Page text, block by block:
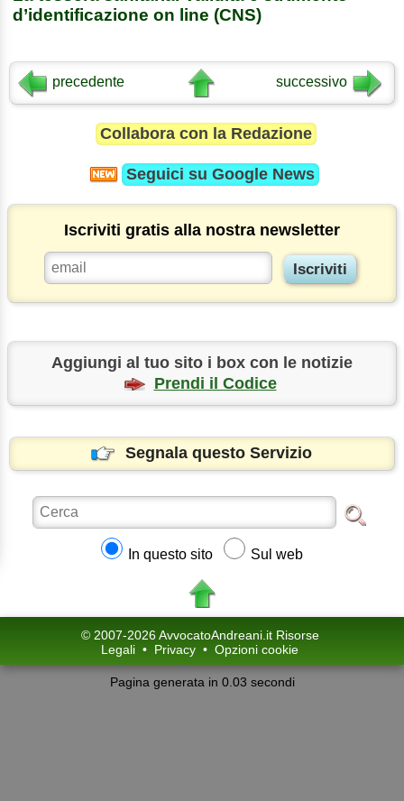
d’identificazione on line (CNS)
precedente successivo
Collabora con la Redazione
Seguici su Google News
Iscriviti gratis alla nostra newsletter
Aggiungi al tuo sito i box con le notizie
Prendi il Codice
Segnala questo Servizio
In questo sito Sul web
© 2007-2026 AvvocatoAndreani.it Risorse
Legali • Privacy • Opzioni cookie
Pagina generata in 0.03 secondi